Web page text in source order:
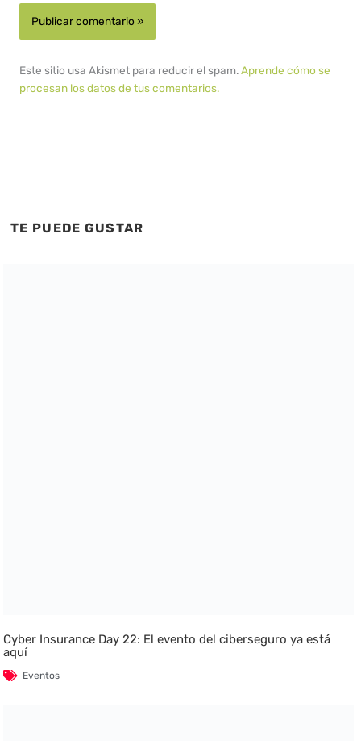
Este sitio usa Akismet para reducir el spam.Aprende cómo se
procesan los datos de tus comentarios.
TE PUEDE GUSTAR
Cyber Insurance Day 22: El evento del ciberseguro ya está
aquí
Eventos